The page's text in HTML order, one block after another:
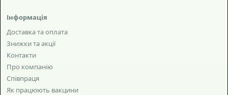
Інформація
Доставка та оплата
Знижки та акції
Контакти
Про компанію
Співпраця
Як працюють вакцини